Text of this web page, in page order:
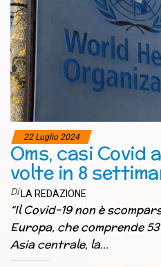
22 Luglio 2024
Oms, casi Covid
volte in 8
Di LA REDAZIONE
“Il Covid-19 non è
Europa, che comprende
Asia centrale, la…